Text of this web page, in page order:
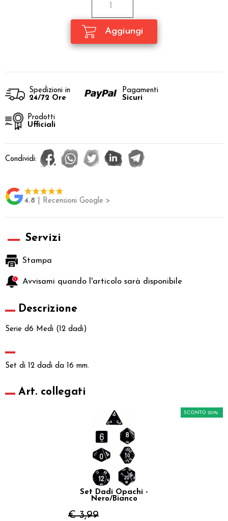
Spedizioni in
24/72 Ore
Pagamenti
Sicuri
Prodotti
Ufficiali
Condividi:
4.8 | Recensioni Google >
Servizi
Stampa
Avvisami quando l'articolo sarà disponibile
Descrizione
Serie d6 Medi (12 dadi)
Set di 12 dadi da 16 mm.
Art. collegati
Set Dadi Opachi -
Nero/Bianco
€ 3,99
SCONTO 20%